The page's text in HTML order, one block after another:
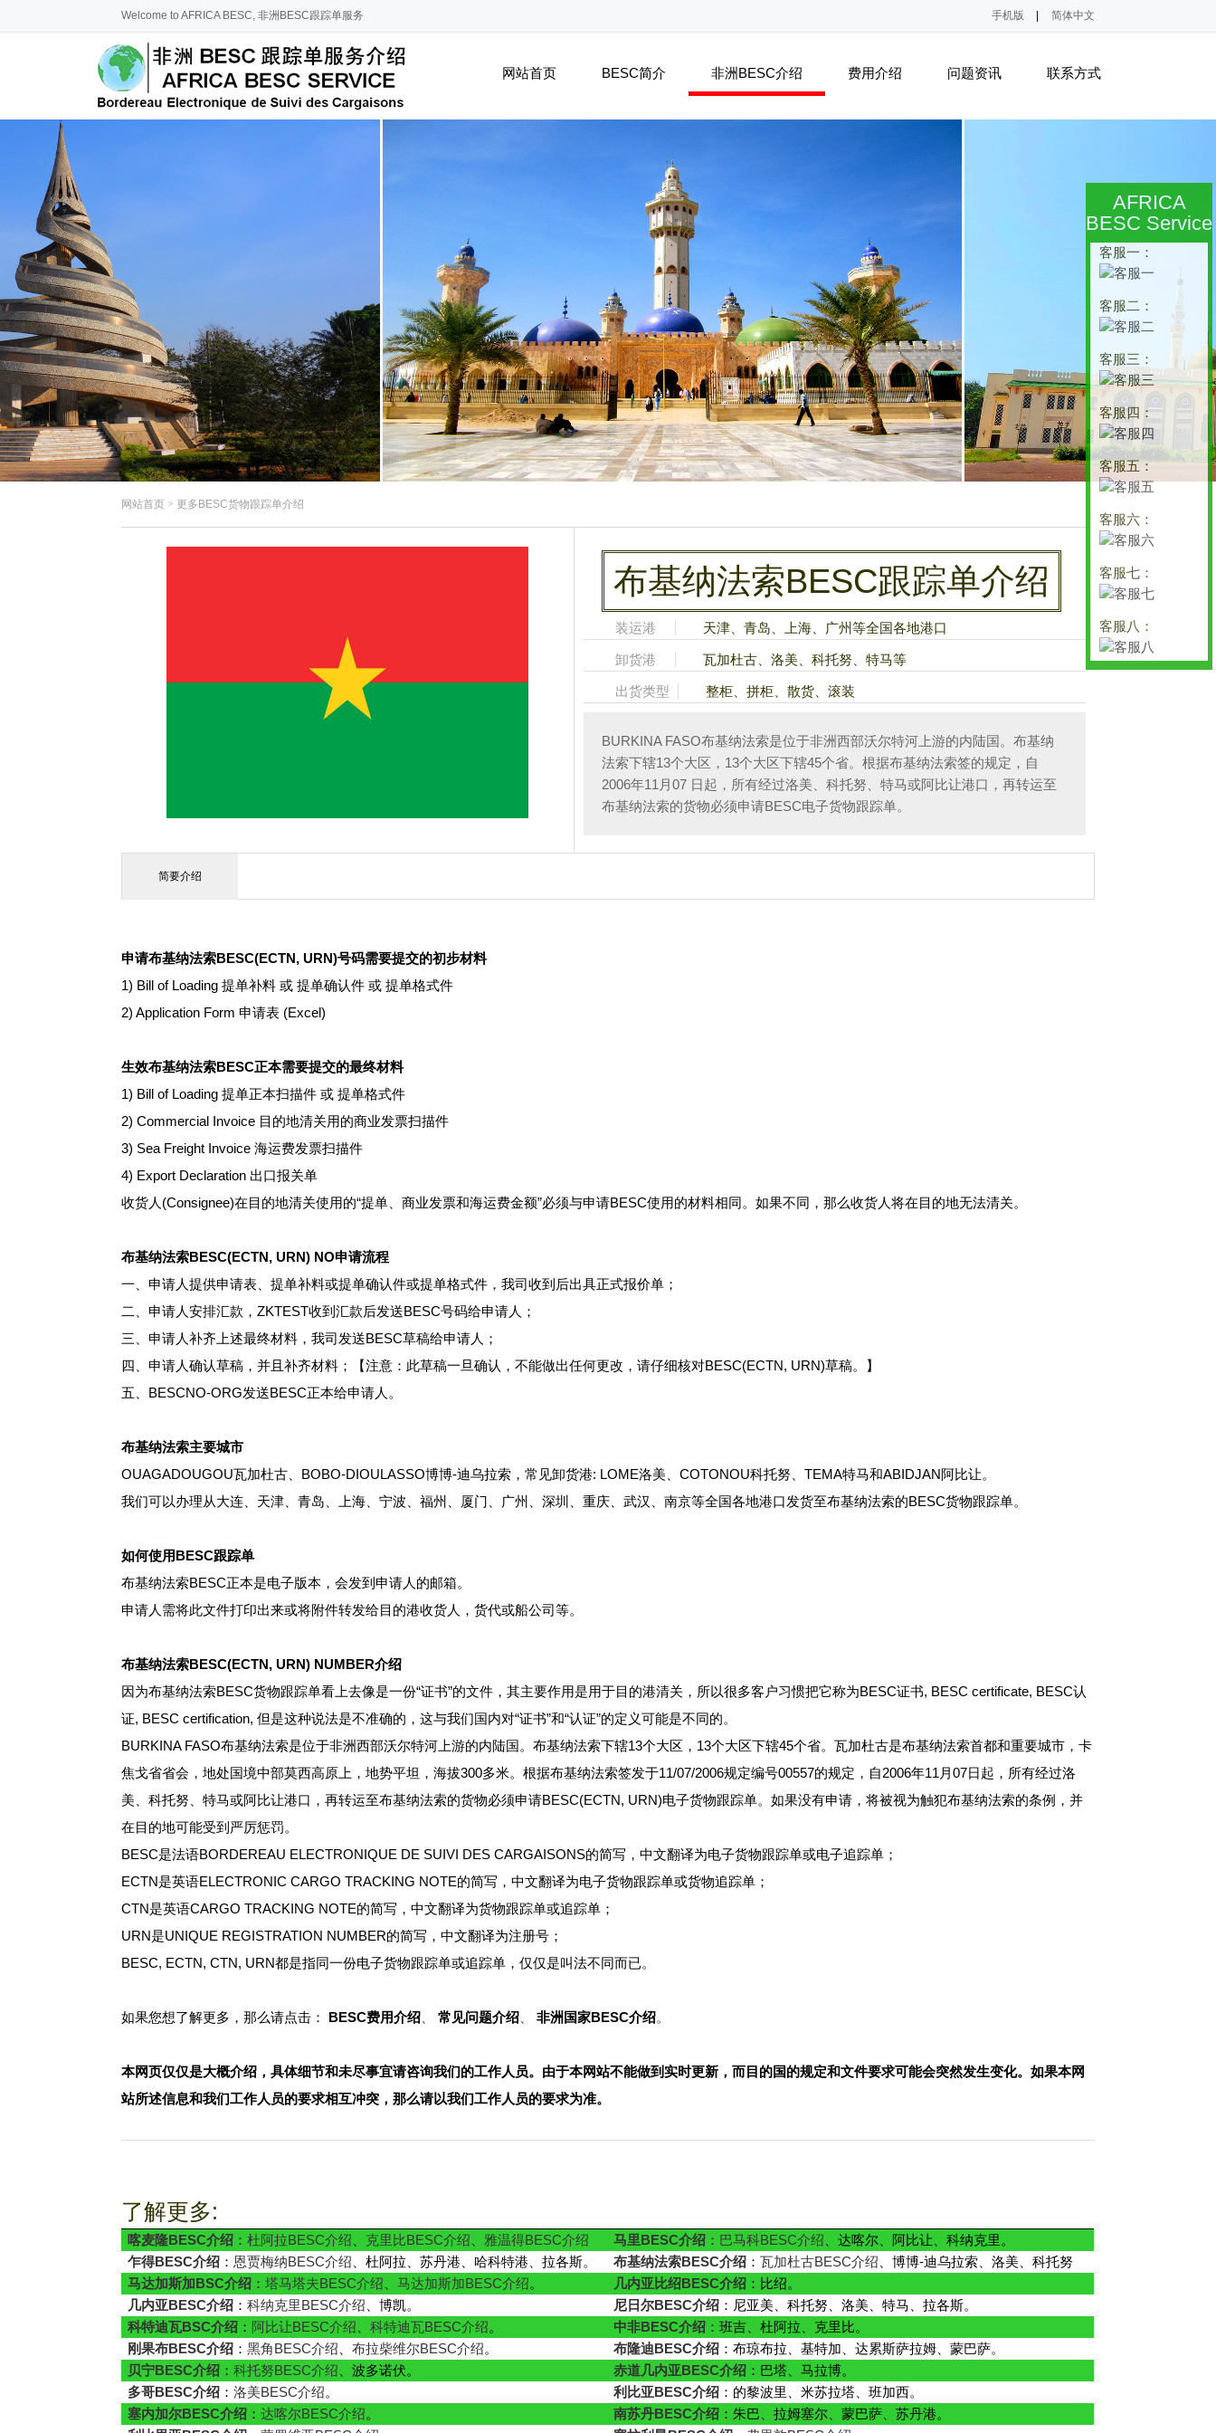
AFRICA
BESC Service
客服一：
客服二：
客服三：
客服四：
客服五：
客服六：
客服七：
客服八：
Welcome to AFRICA BESC, 非洲BESC跟踪单服务 简体中文
手机版
网站首页 BESC简介 非洲BESC介绍 费用介绍 问题资讯 联系方式
网站首页 >更多BESC货物跟踪单介绍
布基纳法索BESC跟踪单介绍
装运港 天津、青岛、上海、广州等全国各地港口
卸货港 瓦加杜古、洛美、科托努、特马等
出货类型 整柜、拼柜、散货、滚装
BURKINA FASO布基纳法索是位于非洲西部沃尔特河上游的内陆国。布基纳
法索下辖13个大区，13个大区下辖45个省。根据布基纳法索签的规定，自
2006年11月07 日起，所有经过洛美、科托努、特马或阿比让港口，再转运至
布基纳法索的货物必须申请BESC电子货物跟踪单。
简要介绍
申请布基纳法索BESC(ECTN, URN)号码需要提交的初步材料
1) Bill of Loading 提单补料 或 提单确认件 或 提单格式件
2) Application Form 申请表 (Excel)
生效布基纳法索BESC正本需要提交的最终材料
1) Bill of Loading 提单正本扫描件 或 提单格式件
2) Commercial Invoice 目的地清关用的商业发票扫描件
3) Sea Freight Invoice 海运费发票扫描件
4) Export Declaration 出口报关单
收货人(Consignee)在目的地清关使用的“提单、商业发票和海运费金额”必须与申请BESC使用的材料相同。如果不同，那么收货人将在目的地无法清关。
布基纳法索BESC(ECTN, URN) NO申请流程
一、申请人提供申请表、提单补料或提单确认件或提单格式件，我司收到后出具正式报价单；
二、申请人安排汇款，ZKTEST收到汇款后发送BESC号码给申请人；
三、申请人补齐上述最终材料，我司发送BESC草稿给申请人；
四、申请人确认草稿，并且补齐材料；【注意：此草稿一旦确认，不能做出任何更改，请仔细核对BESC(ECTN, URN)草稿。】
五、BESCNO-ORG发送BESC正本给申请人。
布基纳法索主要城市
OUAGADOUGOU瓦加杜古、BOBO-DIOULASSO博博-迪乌拉索，常见卸货港: LOME洛美、COTONOU科托努、TEMA特马和ABIDJAN阿比让。
我们可以办理从大连、天津、青岛、上海、宁波、福州、厦门、广州、深圳、重庆、武汉、南京等全国各地港口发货至布基纳法索的BESC货物跟踪单。
如何使用BESC跟踪单
布基纳法索BESC正本是电子版本，会发到申请人的邮箱。
申请人需将此文件打印出来或将附件转发给目的港收货人，货代或船公司等。
布基纳法索BESC(ECTN, URN) NUMBER介绍
因为布基纳法索BESC货物跟踪单看上去像是一份“证书”的文件，其主要作用是用于目的港清关，所以很多客户习惯把它称为BESC证书, BESC certificate, BESC认
证, BESC certification, 但是这种说法是不准确的，这与我们国内对“证书”和“认证”的定义可能是不同的。
BURKINA FASO布基纳法索是位于非洲西部沃尔特河上游的内陆国。布基纳法索下辖13个大区，13个大区下辖45个省。瓦加杜古是布基纳法索首都和重要城市，卡
焦戈省省会，地处国境中部莫西高原上，地势平坦，海拔300多米。根据布基纳法索签发于11/07/2006规定编号00557的规定，自2006年11月07日起，所有经过洛
美、科托努、特马或阿比让港口，再转运至布基纳法索的货物必须申请BESC(ECTN, URN)电子货物跟踪单。如果没有申请，将被视为触犯布基纳法索的条例，并
在目的地可能受到严厉惩罚。
BESC是法语BORDEREAU ELECTRONIQUE DE SUIVI DES CARGAISONS的简写，中文翻译为电子货物跟踪单或电子追踪单；
ECTN是英语ELECTRONIC CARGO TRACKING NOTE的简写，中文翻译为电子货物跟踪单或货物追踪单；
CTN是英语CARGO TRACKING NOTE的简写，中文翻译为货物跟踪单或追踪单；
URN是UNIQUE REGISTRATION NUMBER的简写，中文翻译为注册号；
BESC, ECTN, CTN, URN都是指同一份电子货物跟踪单或追踪单，仅仅是叫法不同而已。
如果您想了解更多，那么请点击： BESC费用介绍 、常见问题介绍 、非洲国家BESC介绍。
本网页仅仅是大概介绍，具体细节和未尽事宜请咨询我们的工作人员。由于本网站不能做到实时更新，而目的国的规定和文件要求可能会突然发生变化。如果本网
站所述信息和我们工作人员的要求相互冲突，那么请以我们工作人员的要求为准。
了解更多:
喀麦隆BESC介绍 ：杜阿拉BESC介绍 克里比BESC介绍 雅温得BESC介绍 马里BESC介绍 ： 巴马科BESC介绍 、达喀尔、阿比让、科纳克里。
乍得BESC介绍 ： 恩贾梅纳BESC介绍 、杜阿拉、苏丹港、哈科特港、拉各斯。 布基纳法索BESC介绍 ：瓦加杜古BESC介绍 、博博-迪乌拉索、洛美、科托努
马达加斯加BSC介绍 ：塔马塔夫BESC介绍 、马达加斯加BESC介绍。 几内亚比绍BESC介绍 ：比绍。
几内亚BESC介绍 ：科纳克里BESC介绍 、博凯。 尼日尔BESC介绍 ：尼亚美、科托努、洛美、特马、拉各斯。
科特迪瓦BSC介绍 ： 阿比让BESC介绍 、科特迪瓦BESC介绍。 中非BESC介绍 ：班吉、杜阿拉、克里比。
刚果布BESC介绍 ：黑角BESC介绍 、布拉柴维尔BESC介绍。 布隆迪BESC介绍 ：布琼布拉、基特加、达累斯萨拉姆、蒙巴萨。
贝宁BESC介绍 ：科托努BESC介绍 、波多诺伏。 赤道几内亚BESC介绍 ：巴塔、马拉博。
多哥BESC介绍 ：洛美BESC介绍。 利比亚BESC介绍 ：的黎波里、米苏拉塔、班加西。
塞内加尔BESC介绍 ：达喀尔BESC介绍。 南苏丹BESC介绍 ：朱巴、拉姆塞尔、蒙巴萨、苏丹港。